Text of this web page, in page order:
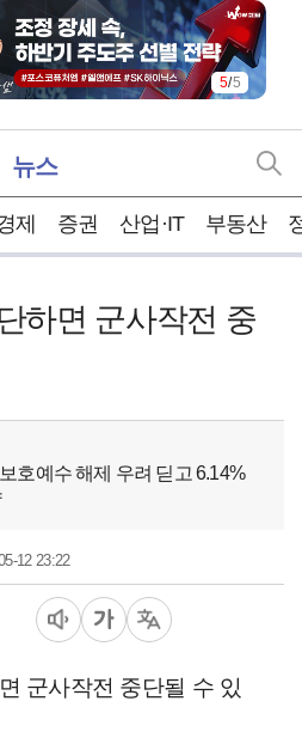
5/5
뉴스
제 증권 산업·IT 부동산
하면 군사작전 중
호예수 해제 우려 딛고 6.14%
12 23:22
군사작전 중단될 수 있